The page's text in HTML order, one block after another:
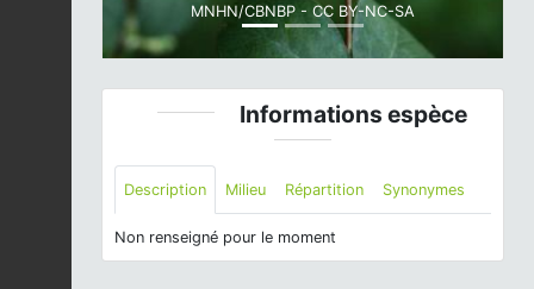
MNHN/CBNBP - CC BY-NC-SA
Informations espèce
Description Milieu Répartition Synonymes
Non renseigné pour le moment